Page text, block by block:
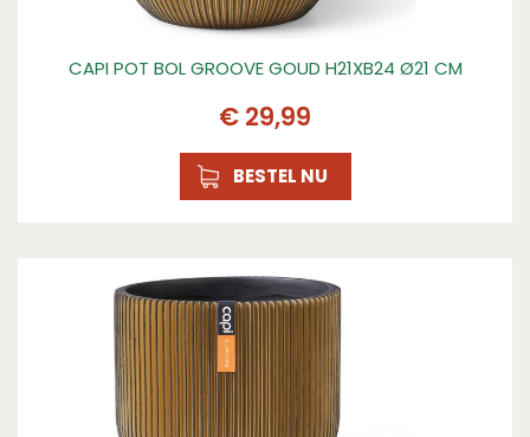
CAPI POT BOL GROOVE GOUD H21XB24 Ø21 CM
€ 29,99
BESTEL NU